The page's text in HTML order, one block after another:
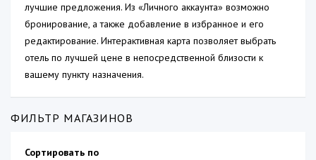
лучшие предложения. Из «Личного аккаунта» возможно
бронирование, а также добавление в избранное и его
редактирование. Интерактивная карта позволяет выбрать
отель по лучшей цене в непосредственной близости к
вашему пункту назначения.
ФИЛЬТР МАГАЗИНОВ
Сортировать по